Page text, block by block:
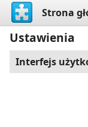
Strona
Ustawienia
Interfejs